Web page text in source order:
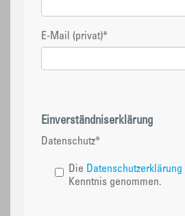
E-Mail (privat)*
Einverständniserklärung
Datenschutz*
Die Datenschutzerklärung
Kenntnis genommen.